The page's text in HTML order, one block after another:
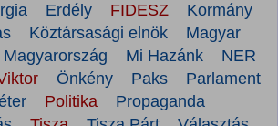
Erdély FIDESZ
Kormány
Köztársasági elnök
Magyar
Magyarország Mi Hazánk
NER
Önkény Paks
Parlament
Politika
Propaganda